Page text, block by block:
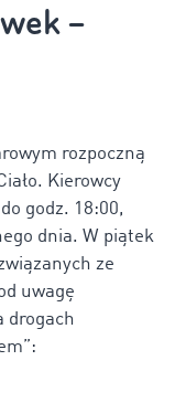
–
rozpoczną
Kierowcy
godz. 18:00,
dnia. W piątek
ze
uwagę
drogach